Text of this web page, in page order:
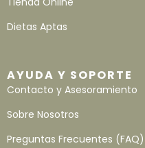
Dietas Aptas
AYUDA Y SOPORTE
Contacto y Asesoramiento
Sobre Nosotros
Preguntas Frecuentes (FAQ)